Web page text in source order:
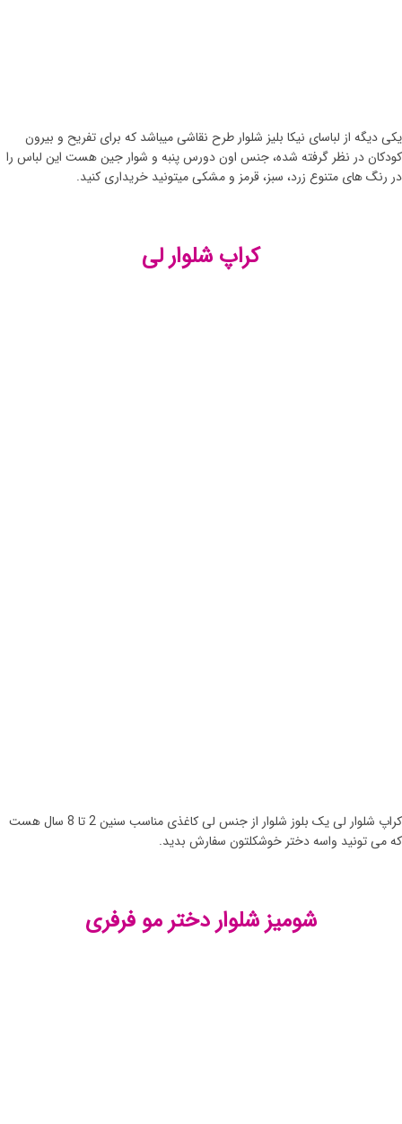
یکی دیگه از لباسای نیکا بلیز شلوار طرح نقاشی میباشد که برای تفریح و بیرون
کودکان در نظر گرفته شده، جنس اون دورس پنبه و شوار جین هست این لباس را
در رنگ های متنوع زرد، سبز، قرمز و مشکی میتونید خریداری کنید.
کراپ شلوار لی
کراپ شلوار لی یک بلوز شلوار از جنس لی کاغذی مناسب سنین 2 تا 8 سال هست
که می تونید واسه دختر خوشکلتون سفارش بدید.
شومیز شلوار دختر مو فرفری